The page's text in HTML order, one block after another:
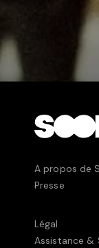
A propos de
Presse
Légal
Assistance &